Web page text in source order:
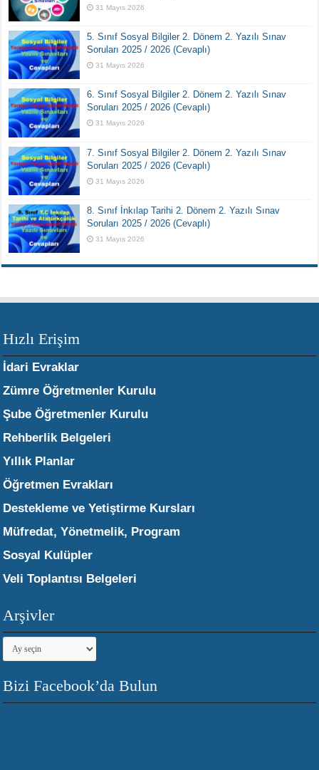
31 Mayıs 2026
5. Sınıf Sosyal Bilgiler 2. Dönem 2. Yazılı Sınav
Soruları 2025 / 2026 (Cevaplı)
31 Mayıs 2026
6. Sınıf Sosyal Bilgiler 2. Dönem 2. Yazılı Sınav
Soruları 2025 / 2026 (Cevaplı)
31 Mayıs 2026
7. Sınıf Sosyal Bilgiler 2. Dönem 2. Yazılı Sınav
Soruları 2025 / 2026 (Cevaplı)
31 Mayıs 2026
8. Sınıf İnkılap Tarihi 2. Dönem 2. Yazılı Sınav
Soruları 2025 / 2026 (Cevaplı)
31 Mayıs 2026
Hızlı Erişim
İdari Evraklar
Zümre Öğretmenler Kurulu
Şube Öğretmenler Kurulu
Rehberlik Belgeleri
Yıllık Planlar
Öğretmen Evrakları
Destekleme ve Yetiştirme Kursları
Müfredat, Yönetmelik, Program
Sosyal Kulüpler
Veli Toplantısı Belgeleri
Arşivler
Arşivler
Bizi Facebook’da Bulun